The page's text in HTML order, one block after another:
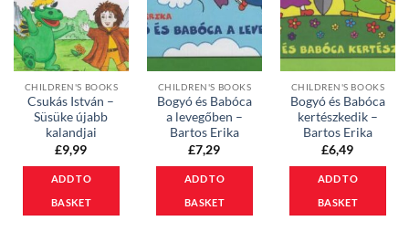
CHILDREN'S BOOKS
Csukás István –
Süsüke újabb
kalandjai
£9,99
ADD TO
BASKET
CHILDREN'S BOOKS
Bogyó és Babóca
a levegőben –
Bartos Erika
£7,29
ADD TO
BASKET
CHILDREN'S BOOKS
Bogyó és Babóca
kertészkedik –
Bartos Erika
£6,49
ADD TO
BASKET